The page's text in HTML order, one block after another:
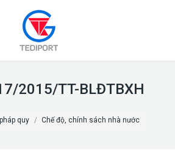
2015/TT-BLĐTBXH
quy Chế độ, chính sách nhà nước